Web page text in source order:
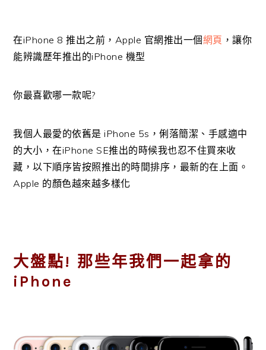
在iPhone 8 推出之前，Apple 官網推出一個網頁 ，讓你
能辨識歷年推出的iPhone 機型
你最喜歡哪一款呢?
我個人最愛的依舊是 iPhone 5s，俐落簡潔、手感適中
的大小，在iPhone SE推出的時候我也忍不住買來收
藏，以下順序皆按照推出的時間排序，最新的在上面。
Apple 的顏色越來越多樣化
大盤點! 那些年我們一起拿的
iPhone